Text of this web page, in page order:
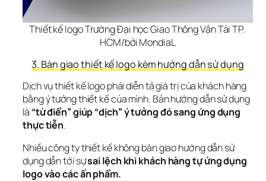
Thiết kế logo Trường Đại học Giao Thông Vận Tải TP.
HCM/bởi MondiaL
3. Bàn giao thiết kế logo kèm hướng dẫn sử dụng
Dịch vụ thiết kế logo phải diễn tả giá trị của khách hàng
bằng ý tưởng thiết kế của mình. Bản hướng dẫn sử dụng
là “từ điển” giúp “dịch” ý tưởng đó sang ứng dụng
thực tiễn.
Nhiều công ty thiết kế không bàn giao hướng dẫn sử
dụng dẫn tới sự sai lệch khi khách hàng tự ứng dụng
logo vào các ấn phẩm.